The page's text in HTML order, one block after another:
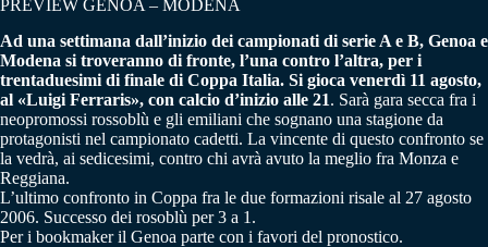
PREVIEW GENOA – MODENA
Ad una settimana dall’inizio dei campionati di serie A e B, Genoa e
Modena si troveranno di fronte, l’una contro l’altra, per i
trentaduesimi di finale di Coppa Italia. Si gioca venerdì 11 agosto,
al «Luigi Ferraris», con calcio d’inizio alle 21. Sarà gara secca fra i
neopromossi rossoblù e gli emiliani che sognano una stagione da
protagonisti nel campionato cadetti. La vincente di questo confronto se
la vedrà, ai sedicesimi, contro chi avrà avuto la meglio fra Monza e
Reggiana.
L’ultimo confronto in Coppa fra le due formazioni risale al 27 agosto
2006. Successo dei rosoblù per 3 a 1.
Per i bookmaker il Genoa parte con i favori del pronostico.